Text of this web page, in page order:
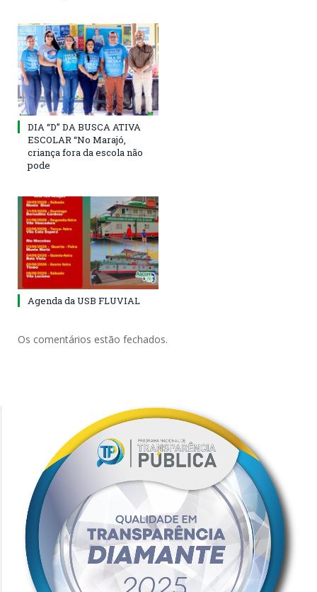
DIA “D” DA BUSCA ATIVA
ESCOLAR “No Marajó,
criança fora da escola não
pode
Agenda da USB FLUVIAL
Os comentários estão fechados.